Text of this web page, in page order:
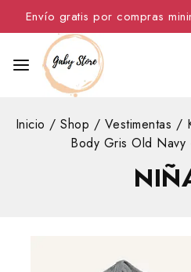
Envío gratis por compras
Inicio / Shop / Vestimentas /
Body Gris Old